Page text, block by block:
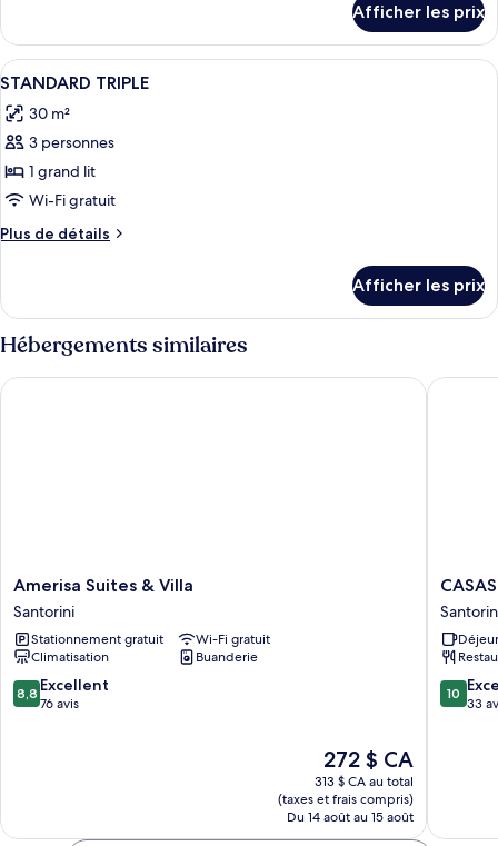
STANDARD
DOUBLE
STANDARD
DOUBLE
Afficher les prix
Afficher
toutes
les
photos
pour
ce
type
de
STANDARD
TRIPLE
Coffre-fort, fer et planche à repasser,
10
STANDARD TRIPLE
30 m²
3 personnes
1 grand lit
Wi-Fi gratuit
Plus de détails
Plus
STANDARD
TRIPLE
Afficher les prix
Hébergements similaires
Amerisa
Suites
&
Villa
Santorini
Amerisa Suites & Villa
Santorini
Stationnement gratuit
Wi-Fi gratuit
Climatisation
Buanderie
8.8
sur
8,8 Excellent
76 avis
Le
prix
est
de
272 $ CA
272 $ CA
313 $ CA au total
(taxes et frais compris)
Du 14 août au 15 août
Amerisa Suites & Villa
10.0
sur
10
33